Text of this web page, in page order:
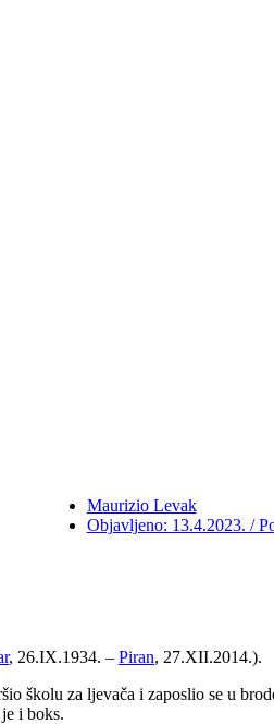
Maurizio Levak
Objavljeno: 13.4.2023. /
, 26.IX.1934. – Piran, 27.XII.2014.).
školu za ljevača i zaposlio se u
i boks.